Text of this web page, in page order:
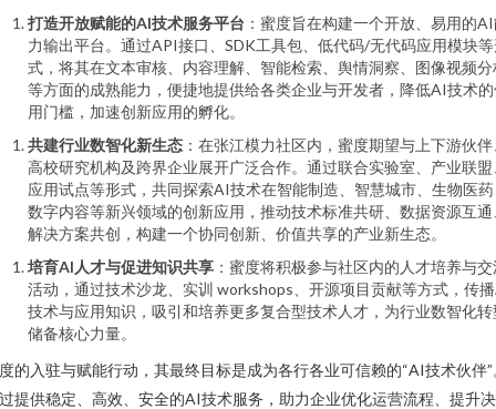
打造开放赋能的AI技术服务平台 ：蜜度旨在构建一个开放、易用的
力输出平台。通过API接口、SDK工具包、低代码/无代码应用模块
式，将其在文本审核、内容理解、智能检索、舆情洞察、图像视频分
等方面的成熟能力，便捷地提供给各类企业与开发者，降低AI技术
用门槛，加速创新应用的孵化。
共建行业数智化新生态 ：在张江模力社区内，蜜度期望与上下游伙
高校研究机构及跨界企业展开广泛合作。通过联合实验室、产业联盟
应用试点等形式，共同探索AI技术在智能制造、智慧城市、生物医
数字内容等新兴领域的创新应用，推动技术标准共研、数据资源互通
解决方案共创，构建一个协同创新、价值共享的产业新生态。
培育AI人才与促进知识共享 ：蜜度将积极参与社区内的人才培养与
活动，通过技术沙龙、实训 workshops、开源项目贡献等方式，传
技术与应用知识，吸引和培养更多复合型技术人才，为行业数智化转
储备核心力量。
的入驻与赋能行动，其最终目标是成为各行各业可信赖的“AI技术伙伴”
提供稳定、高效、安全的AI技术服务，助力企业优化运营流程、提升